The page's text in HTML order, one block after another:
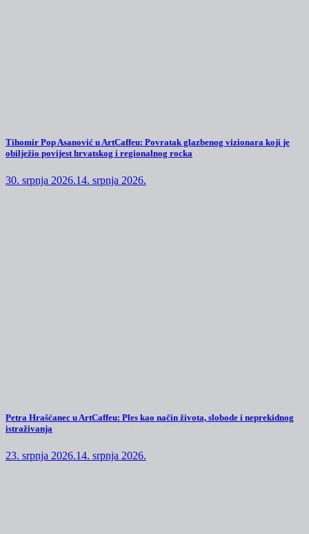
Tihomir Pop Asanović u ArtCaffeu: Povratak glazbenog vizionara koji je
obilježio povijest hrvatskog i regionalnog rocka
30. srpnja 2026.14. srpnja 2026.
Petra Hrašćanec u ArtCaffeu: Ples kao način života, slobode i neprekidnog
istraživanja
23. srpnja 2026.14. srpnja 2026.